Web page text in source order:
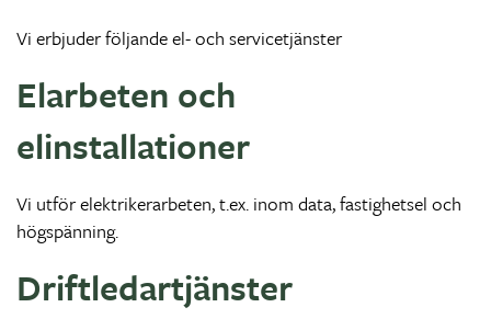
Vi erbjuder följande el- och servicetjänster
Elarbeten och
elinstallationer
Vi utför elektrikerarbeten, t.ex. inom data, fastighetsel och
högspänning.
Driftledartjänster